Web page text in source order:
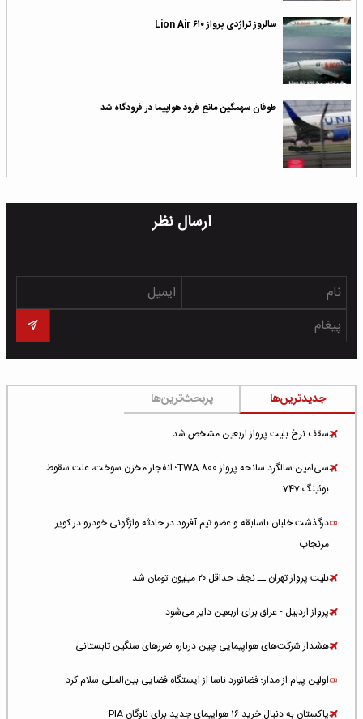
سالروز تراژدی پرواز Lion Air ۶۱۰
طوفان سهمگین مانع فرود هواپیما در فرودگاه شد
ارسال نظر
جدیدترین‌ها پربحث‌ترین‌ها
سقف نرخ بلیت پرواز اربعین مشخص شد
سی‌امین سالگرد سانحه پرواز TWA 800؛ انفجار مخزن سوخت، علت سقوط
بوئینگ 747
درگذشت خلبان باسابقه و عضو تیم آفرود در حادثه واژگونی خودرو در کویر
مرنجاب
بلیت پرواز تهران ــ نجف حداقل ۲۰ میلیون تومان شد
پرواز اردبیل - عراق برای اربعین دایر می‌شود
هشدار شرکت‌های هواپیمایی چین درباره ضررهای سنگین تابستانی
اولین پیام از مدار؛ فضانورد ناسا از ایستگاه فضایی بین‌المللی سلام کرد
پاکستان به دنبال خرید ۱۶ هواپیمای جدید برای ناوگان PIA